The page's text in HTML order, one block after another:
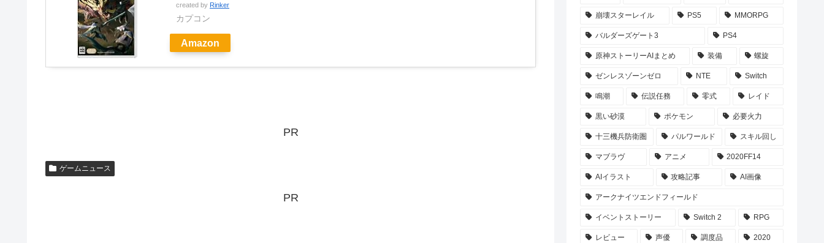
created by Rinker
カプコン
Amazon
PR
ゲームニュース
PR
崩壊スターレイル PS5 MMORPG
バルダーズゲート3 PS4
原神ストーリーAIまとめ 装備 螺旋
ゼンレスゾーンゼロ NTE Switch
鳴潮 伝説任務 零式 レイド
黒い砂漠 ポケモン 必要火力
十三機兵防衛圏 パルワールド スキル回し
マブラヴ アニメ 2020FF14
AIイラスト 攻略記事 AI画像
アークナイツエンドフィールド
イベントストーリー Switch 2 RPG
レビュー 声優 調度品 2020